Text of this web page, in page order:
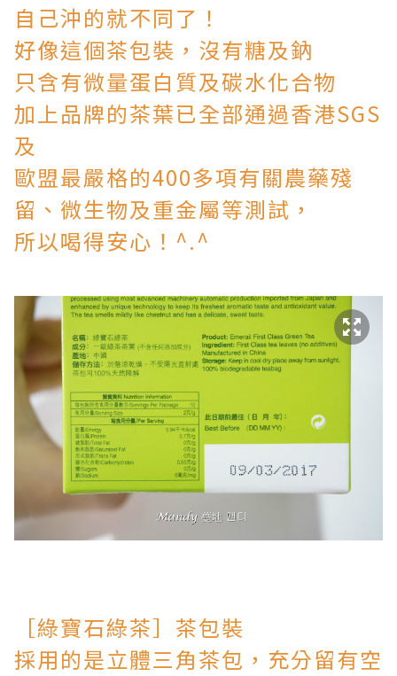
自己沖的就不同了！
好像這個茶包裝，沒有糖及鈉
只含有微量蛋白質及碳水化合物
加上品牌的茶葉已全部通過香港SGS
及
歐盟最嚴格的400多項有關農藥殘
留、微生物及重金屬等測試，
所以喝得安心！^.^
［綠寶石綠茶］茶包裝
採用的是立體三角茶包， 充分留有空